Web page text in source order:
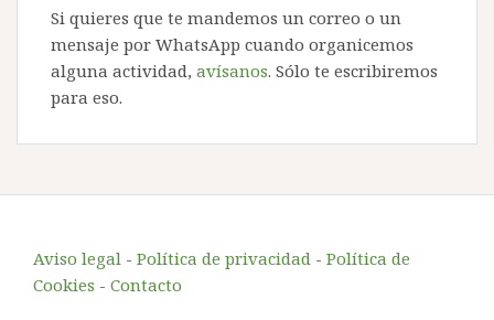
Si quieres que te mandemos un correo o un
mensaje por WhatsApp cuando organicemos
alguna actividad, avísanos. Sólo te escribiremos
para eso.
Aviso legal - Política de privacidad - Política de
Cookies - Contacto